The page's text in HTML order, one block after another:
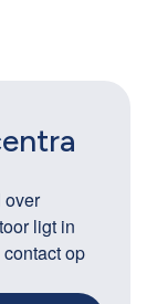
over
ligt in
op